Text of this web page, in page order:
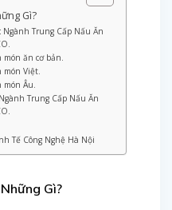
Gì?
Trung Cấp Nấu Ăn
ăn cơ bản.
món Việt.
món Âu.
Trung Cấp Nấu Ăn
Tế Công Nghệ Hà Nội
Gì?